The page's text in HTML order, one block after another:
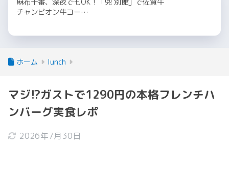
麻布十番、深夜でもOK！「兜 別館」で佐賀牛
チャンピオン牛コー…
ホーム lunch
マジ!?ガストで1290円の本格フレンチハ
ンバーグ実食レポ
2026年7月30日